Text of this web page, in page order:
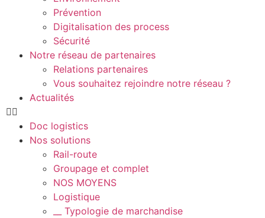
Prévention
Digitalisation des process
Sécurité
Notre réseau de partenaires
Relations partenaires
Vous souhaitez rejoindre notre réseau ?
Actualités
Doc logistics
Nos solutions
Rail-route
Groupage et complet
NOS MOYENS
Logistique
__ Typologie de marchandise